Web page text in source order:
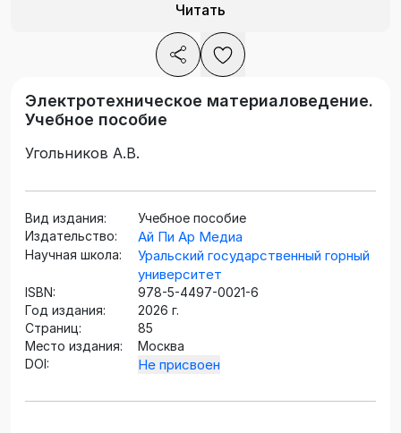
Читать
Электротехническое материаловедение.
Учебное пособие
Угольников А.В.
Вид издания:
Учебное пособие
Издательство:
Ай Пи Ар Медиа
Научная школа:
Уральский государственный горный
университет
ISBN:
978-5-4497-0021-6
Год издания:
2026 г.
Страниц:
85
Место издания:
Москва
DOI:
Не присвоен